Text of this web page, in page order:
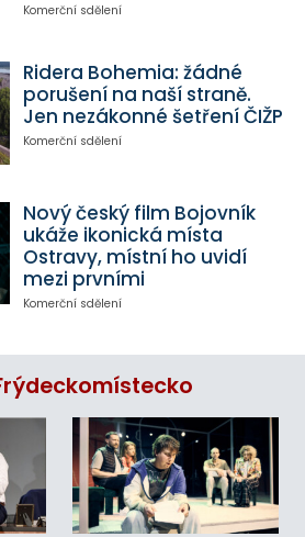
Komerční sdělení
Ridera Bohemia: žádné
porušení na naší straně.
Jen nezákonné šetření ČIŽP
Komerční sdělení
Nový český film Bojovník
ukáže ikonická místa
Ostravy, místní ho uvidí
mezi prvními
Komerční sdělení